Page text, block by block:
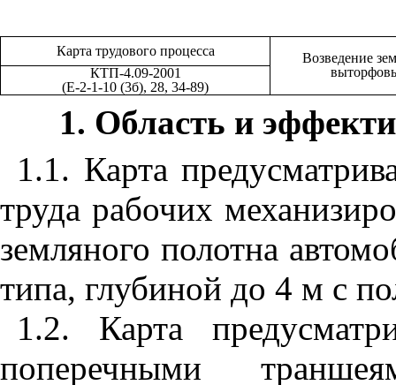
Карта трудового процесса
Возведение
КТП-4.09-2001
(Е-2-1-10 (3б), 28, 34-89)
1. Область и
1.1. Карта
труда рабочих
земляного полотна
типа, глубиной до 4 м с
1.2. Карта
поперечными